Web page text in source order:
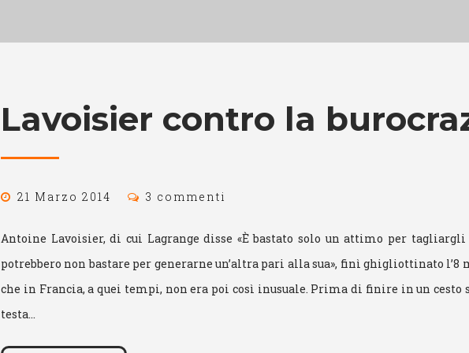
Lavoisier contro la
21 Marzo 2014 3 commenti
Antoine Lavoisier, di cui Lagrange disse «È bastato solo un attimo per tagliargli
potrebbero non bastare per generarne un’altra pari alla sua», finì ghigliottinato l’8
che in Francia, a quei tempi, non era poi così inusuale. Prima di finire in un cesto
testa…